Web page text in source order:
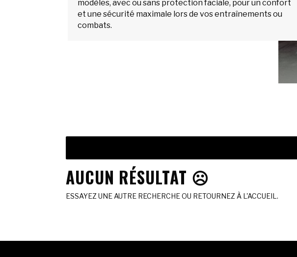
modèles, avec ou sans protection faciale, pour un confort
et une sécurité maximale lors de vos entraînements ou
combats.
AUCUN RÉSULTAT ☹️
ESSAYEZ UNE AUTRE RECHERCHE OU RETOURNEZ À L'ACCUEIL.